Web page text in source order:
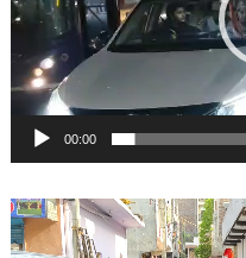
00:00
Video
Player